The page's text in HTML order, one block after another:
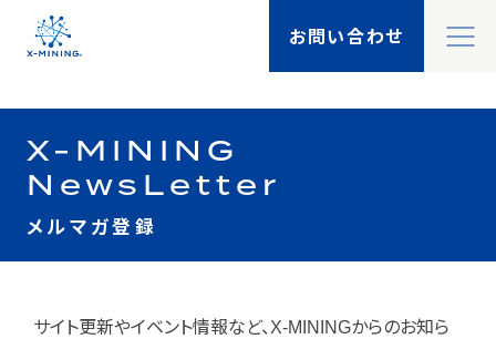
お問い合わせ
X-MININGとは
X-TALK
機能一覧
閉
Search
X-MINING
NewsLetter
メルマガ登録
サイト更新やイベント情報など、X-MININGからのお知ら